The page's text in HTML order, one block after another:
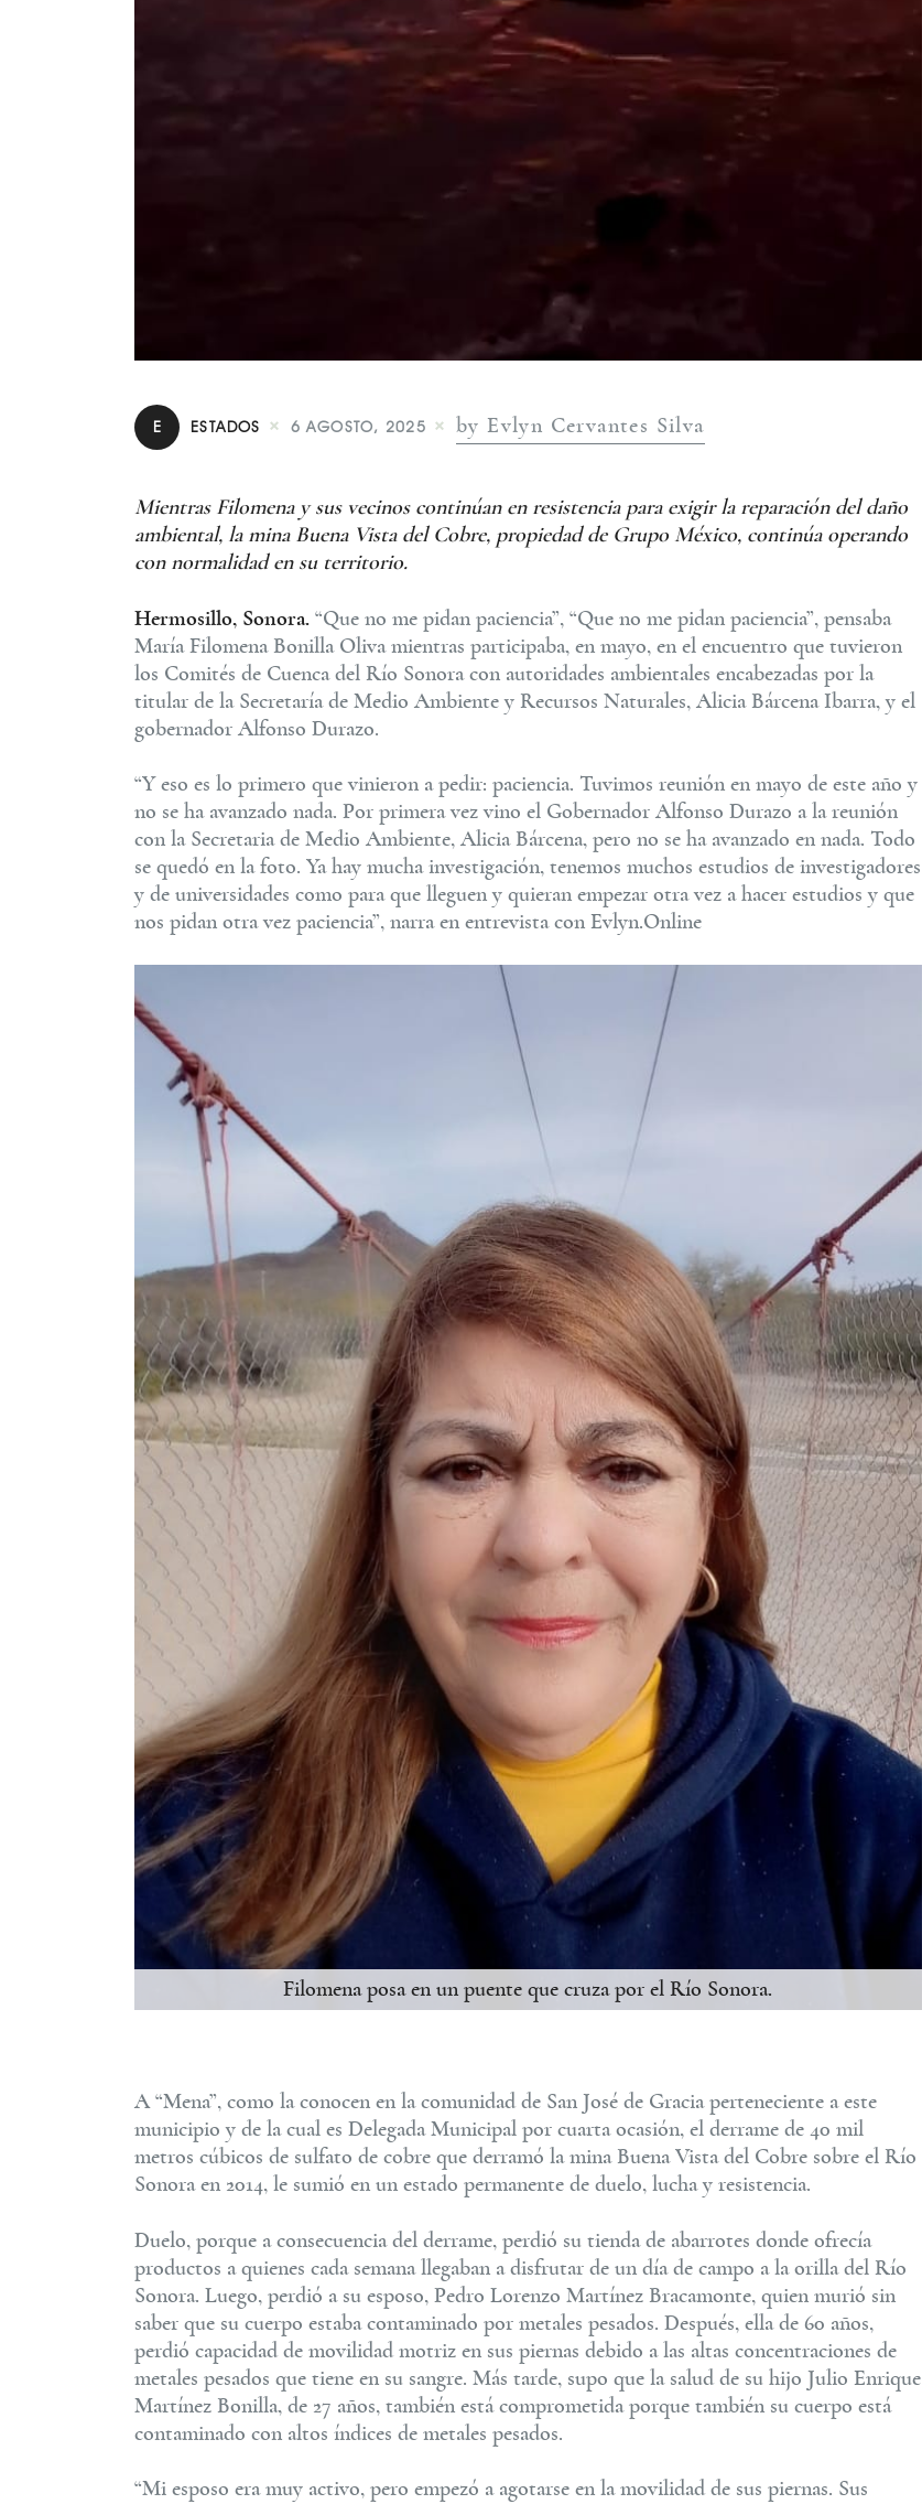
E ESTADOS 6 AGOSTO, 2025 by Evlyn Cervantes Silva
Mientras Filomena y sus vecinos continúan en resistencia para exigir la reparación del daño
ambiental, la mina Buena Vista del Cobre, propiedad de Grupo México, continúa operando
con normalidad en su territorio.
Hermosillo, Sonora. “Que no me pidan paciencia”, “Que no me pidan paciencia”, pensaba
María Filomena Bonilla Oliva mientras participaba, en mayo, en el encuentro que tuvieron
los Comités de Cuenca del Río Sonora con autoridades ambientales encabezadas por la
titular de la Secretaría de Medio Ambiente y Recursos Naturales, Alicia Bárcena Ibarra, y el
gobernador Alfonso Durazo.
“Y eso es lo primero que vinieron a pedir: paciencia. Tuvimos reunión en mayo de este año y
no se ha avanzado nada. Por primera vez vino el Gobernador Alfonso Durazo a la reunión
con la Secretaria de Medio Ambiente, Alicia Bárcena, pero no se ha avanzado en nada. Todo
se quedó en la foto. Ya hay mucha investigación, tenemos muchos estudios de investigadores
y de universidades como para que lleguen y quieran empezar otra vez a hacer estudios y que
nos pidan otra vez paciencia”, narra en entrevista con Evlyn.Online
Filomena posa en un puente que cruza por el Río Sonora.
A “Mena”, como la conocen en la comunidad de San José de Gracia perteneciente a este
municipio y de la cual es Delegada Municipal por cuarta ocasión, el derrame de 40 mil
metros cúbicos de sulfato de cobre que derramó la mina Buena Vista del Cobre sobre el Río
Sonora en 2014, le sumió en un estado permanente de duelo, lucha y resistencia.
Duelo, porque a consecuencia del derrame, perdió su tienda de abarrotes donde ofrecía
productos a quienes cada semana llegaban a disfrutar de un día de campo a la orilla del Río
Sonora. Luego, perdió a su esposo, Pedro Lorenzo Martínez Bracamonte, quien murió sin
saber que su cuerpo estaba contaminado por metales pesados. Después, ella de 60 años,
perdió capacidad de movilidad motriz en sus piernas debido a las altas concentraciones de
metales pesados que tiene en su sangre. Más tarde, supo que la salud de su hijo Julio Enrique
Martínez Bonilla, de 27 años, también está comprometida porque también su cuerpo está
contaminado con altos índices de metales pesados.
“Mi esposo era muy activo, pero empezó a agotarse en la movilidad de sus piernas. Sus